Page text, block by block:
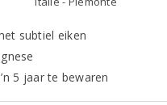
subtiel eiken
5 jaar te bewaren